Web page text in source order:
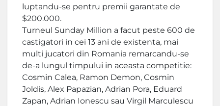
luptandu-se pentru premii garantate de
$200.000.
Turneul Sunday Million a facut peste 600 de
castigatori in cei 13 ani de existenta, mai
multi jucatori din Romania remarcandu-se
de-a lungul timpului in aceasta competitie:
Cosmin Calea, Ramon Demon, Cosmin
Joldis, Alex Papazian, Adrian Pora, Eduard
Zapan, Adrian Ionescu sau Virgil Marculescu